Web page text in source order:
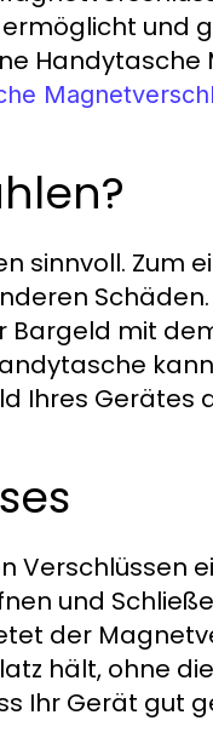
und
sinnvoll. Zum
Bargeld mit
Ihres Gerätes
Verschlüssen
und
der
hält, ohne
Ihr Gerät gut